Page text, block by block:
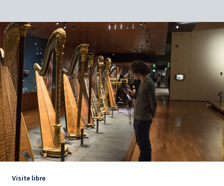
Visite libre